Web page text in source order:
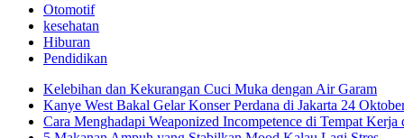
Otomotif
kesehatan
Hiburan
Pendidikan
Kelebihan dan Kekurangan Cuci Muka dengan Air Garam
Kanye West Bakal Gelar Konser Perdana di Jakarta 24
Cara Menghadapi Weaponized Incompetence di Tempat Kerja